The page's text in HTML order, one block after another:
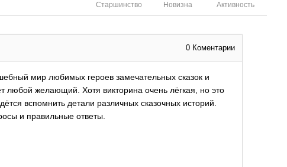
Активность
Новизна
Старшинство
0 Коментарии
мир любимых героев замечательных сказок и
любой желающий. Хотя викторина очень лёгкая, но это
вспомнить детали различных сказочных историй.
и правильные ответы.